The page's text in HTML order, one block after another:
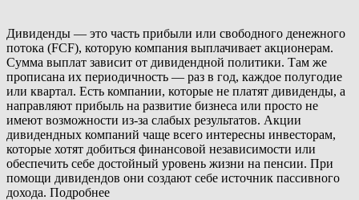
Дивиденды — это часть прибыли или свободного денежного
потока (FCF), которую компания выплачивает акционерам.
Сумма выплат зависит от дивидендной политики. Там же
прописана их периодичность — раз в год, каждое полугодие
или квартал. Есть компании, которые не платят дивиденды, а
направляют прибыль на развитие бизнеса или просто не
имеют возможности из-за слабых результатов. Акции
дивидендных компаний чаще всего интересны инвесторам,
которые хотят добиться финансовой независимости или
обеспечить себе достойный уровень жизни на пенсии. При
помощи дивидендов они создают себе источник пассивного
дохода. Подробнее